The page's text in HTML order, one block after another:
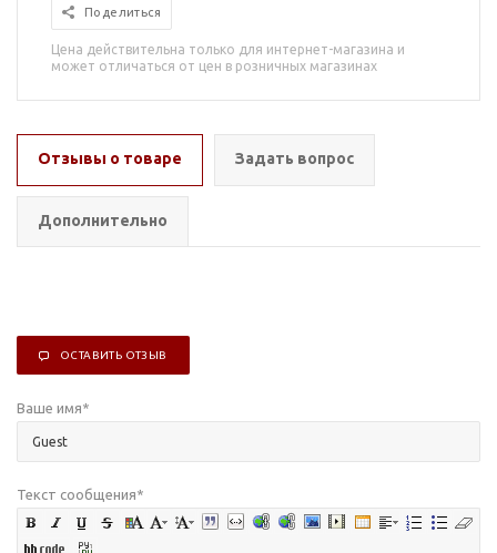
Поделиться
Цена действительна только для интернет-магазина и
может отличаться от цен в розничных магазинах
Отзывы о товаре Задать вопрос
Дополнительно
ОСТАВИТЬ ОТЗЫВ
Ваше имя*
Текст сообщения*